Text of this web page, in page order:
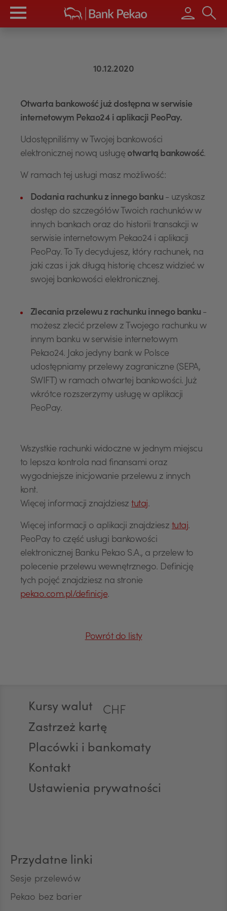
Wpisz
10.12.2020
Otwarta bankowość już dostępna w serwisie
internetowym Pekao24 i aplikacji PeoPay.
Udostępniliśmy w Twojej bankowości
elektronicznej nową usługę otwartą bankowość.
W ramach tej usługi masz możliwość:
Dodania rachunku z innego banku - uzyskasz
dostęp do szczegółów Twoich rachunków w
innych bankach oraz do historii transakcji w
serwisie internetowym Pekao24 i aplikacji
PeoPay. To Ty decydujesz, który rachunek, na
jaki czas i jak długą historię chcesz widzieć w
swojej bankowości elektronicznej.
Zlecania przelewu z rachunku innego banku -
możesz zlecić przelew z Twojego rachunku w
innym banku w serwisie internetowym
Pekao24. Jako jedyny bank w Polsce
udostępniamy przelewy zagraniczne (SEPA,
SWIFT) w ramach otwartej bankowości. Już
wkrótce rozszerzymy usługę w aplikacji
PeoPay.
Wszystkie rachunki widoczne w jednym miejscu
to lepsza kontrola nad finansami oraz
wygodniejsze inicjowanie przelewu z innych
kont.
Więcej informacji znajdziesztutaj.
Więcej informacji o aplikacji znajdziesz tutaj.
PeoPay to część usługi bankowości
elektronicznej Banku Pekao S.A., a przelew to
polecenie przelewu wewnętrznego. Definicję
tych pojęć znajdziesz na stronie
pekao.com.pl/definicje.
Powrót do listy
Kursy walut
USD
CHF
AED
AUD
Zastrzeż kartę
Placówki i bankomaty
Kontakt
Ustawienia prywatności
Przydatne linki
Sesje przelewów
Pekao bez barier